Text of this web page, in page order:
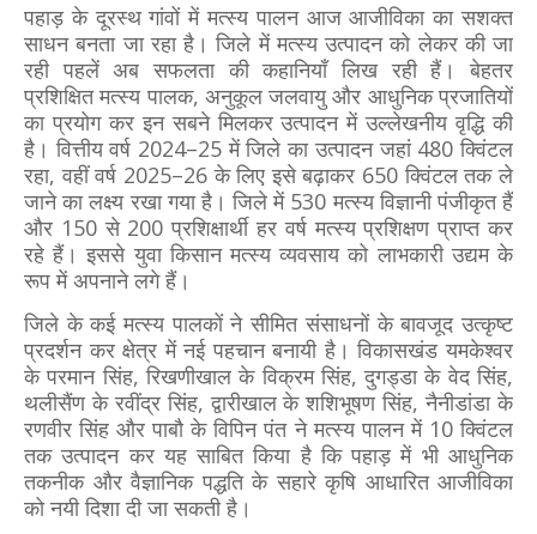
पहाड़ के दूरस्थ गांवों में मत्स्य पालन आज आजीविका का सशक्त
साधन बनता जा रहा है। जिले में मत्स्य उत्पादन को लेकर की जा
रही पहलें अब सफलता की कहानियाँ लिख रही हैं। बेहतर
प्रशिक्षित मत्स्य पालक, अनुकूल जलवायु और आधुनिक प्रजातियों
का प्रयोग कर इन सबने मिलकर उत्पादन में उल्लेखनीय वृद्धि की
है। वित्तीय वर्ष 2024–25 में जिले का उत्पादन जहां 480 क्विंटल
रहा, वहीं वर्ष 2025–26 के लिए इसे बढ़ाकर 650 क्विंटल तक ले
जाने का लक्ष्य रखा गया है। जिले में 530 मत्स्य विज्ञानी पंजीकृत हैं
और 150 से 200 प्रशिक्षार्थी हर वर्ष मत्स्य प्रशिक्षण प्राप्त कर
रहे हैं। इससे युवा किसान मत्स्य व्यवसाय को लाभकारी उद्यम के
रूप में अपनाने लगे हैं।
जिले के कई मत्स्य पालकों ने सीमित संसाधनों के बावजूद उत्कृष्ट
प्रदर्शन कर क्षेत्र में नई पहचान बनायी है। विकासखंड यमकेश्वर
के परमान सिंह, रिखणीखाल के विक्रम सिंह, दुगड्डा के वेद सिंह,
थलीसैंण के रवींद्र सिंह, द्वारीखाल के शशिभूषण सिंह, नैनीडांडा के
रणवीर सिंह और पाबौ के विपिन पंत ने मत्स्य पालन में 10 क्विंटल
तक उत्पादन कर यह साबित किया है कि पहाड़ में भी आधुनिक
तकनीक और वैज्ञानिक पद्धति के सहारे कृषि आधारित आजीविका
को नयी दिशा दी जा सकती है।